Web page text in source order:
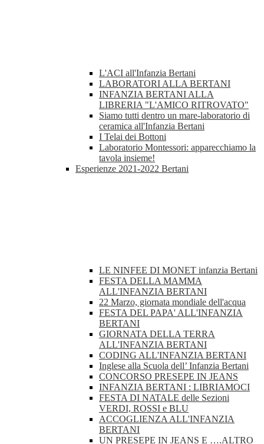
L'ACI all'Infanzia Bertani
LABORATORI ALLA BERTANI
INFANZIA BERTANI ALLA
LIBRERIA "L'AMICO RITROVATO"
Siamo tutti dentro un mare-laboratorio di
ceramica all'Infanzia Bertani
I Telai dei Bottoni
Laboratorio Montessori: apparecchiamo la
tavola insieme!
Esperienze 2021-2022 Bertani
LE NINFEE DI MONET infanzia Bertani
FESTA DELLA MAMMA
ALL'INFANZIA BERTANI
22 Marzo, giornata mondiale dell'acqua
FESTA DEL PAPA' ALL'INFANZIA
BERTANI
GIORNATA DELLA TERRA
ALL'INFANZIA BERTANI
CODING ALL'INFANZIA BERTANI
Inglese alla Scuola dell’ Infanzia Bertani
CONCORSO PRESEPE IN JEANS
INFANZIA BERTANI : LIBRIAMOCI
FESTA DI NATALE delle Sezioni
VERDI, ROSSI e BLU
ACCOGLIENZA ALL'INFANZIA
BERTANI
UN PRESEPE IN JEANS E ….ALTRO